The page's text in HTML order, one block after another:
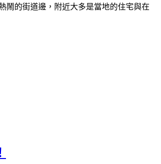
鬧的街道邊，附近大多是當地的住宅與在